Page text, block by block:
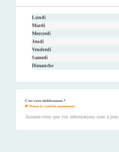
Lundi
Mardi
Mercredi
Jeudi
Vendredi
Samedi
Dimanche
C'est votre établissement ?
Prenez le contrôle maintenant.
Assurez-vous que vos informations sont à jour.